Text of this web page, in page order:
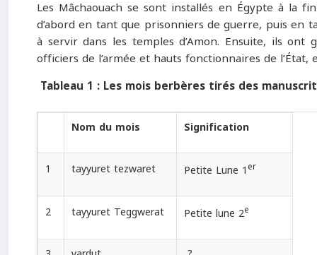
Les Mâchaouach se sont installés en Égypte à la
d’abord en tant que prisonniers de guerre, puis en
à servir dans les temples d’Amon. Ensuite, ils
officiers de l’armée et hauts fonctionnaires de
Tableau 1 : Les mois berbères tirés des
Nom du mois Signification
1 tayyuret tezwaret Petite Lune 1er
2 tayyuret Teggwerat Petite lune 2e